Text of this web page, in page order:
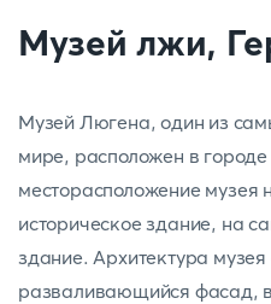
Музей лжи,
Музей Люгена, один из
мире, расположен в
месторасположение музея
историческое здание, на
здание. Архитектура
разваливающийся фасад,